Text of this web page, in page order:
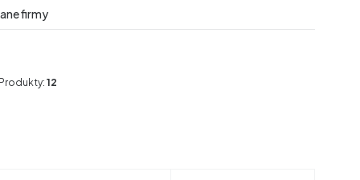
firmy
Produkty: 12